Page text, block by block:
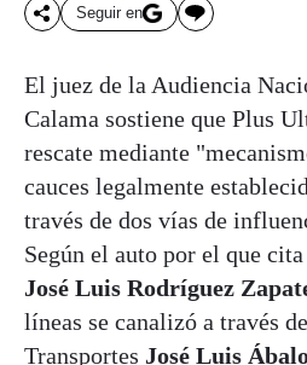
Seguir en
El juez de la Audiencia
Calama sostiene que Plus
rescate mediante
cauces legalmente
través de dos vías de
Según el auto por el que
José Luis Rodríguez
líneas se canalizó a través
Transportes José Luis